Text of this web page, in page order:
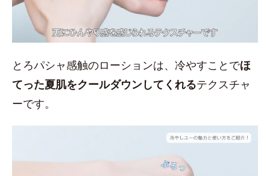
とろパシャ感触のローションは、冷やすことでほ
てった夏肌をクールダウンしてくれるテクスチャ
ーです。